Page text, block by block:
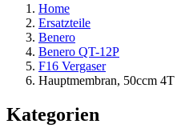
Home
Ersatzteile
Benero
Benero QT-12P
F16 Vergaser
Hauptmembran, 50ccm 4T
Kategorien